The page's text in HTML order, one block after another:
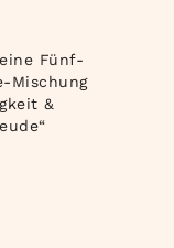
Fünf-
Mischung
&